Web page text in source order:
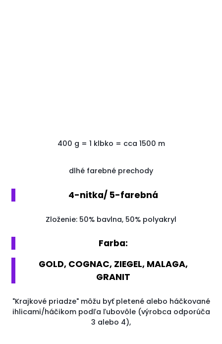
400 g = 1 klbko = cca 1500 m
dlhé farebné prechody
4-nitka/ 5-farebná
Zloženie: 50% bavlna, 50% polyakryl
Farba:
GOLD, COGNAC, ZIEGEL, MALAGA,
GRANIT
"Krajkové priadze" môžu byť pletené alebo háčkované
ihlicami/háčikom podľa ľubovôle (výrobca odporúča
3 alebo 4),